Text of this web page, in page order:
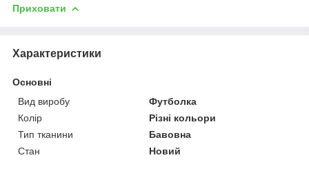
Приховати
Характеристики
Основні
Вид виробу
Футболка
Колір
Різні кольори
Тип тканини
Бавовна
Стан
Новий